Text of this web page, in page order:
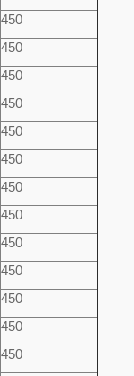
450
450
450
450
450
450
450
450
450
450
450
450
450